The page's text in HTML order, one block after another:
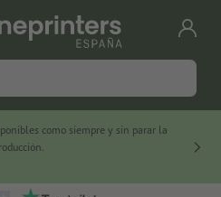
como siempre y sin parar la